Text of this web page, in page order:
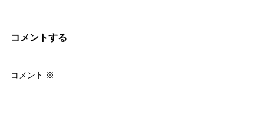
コメントする
コメント ※